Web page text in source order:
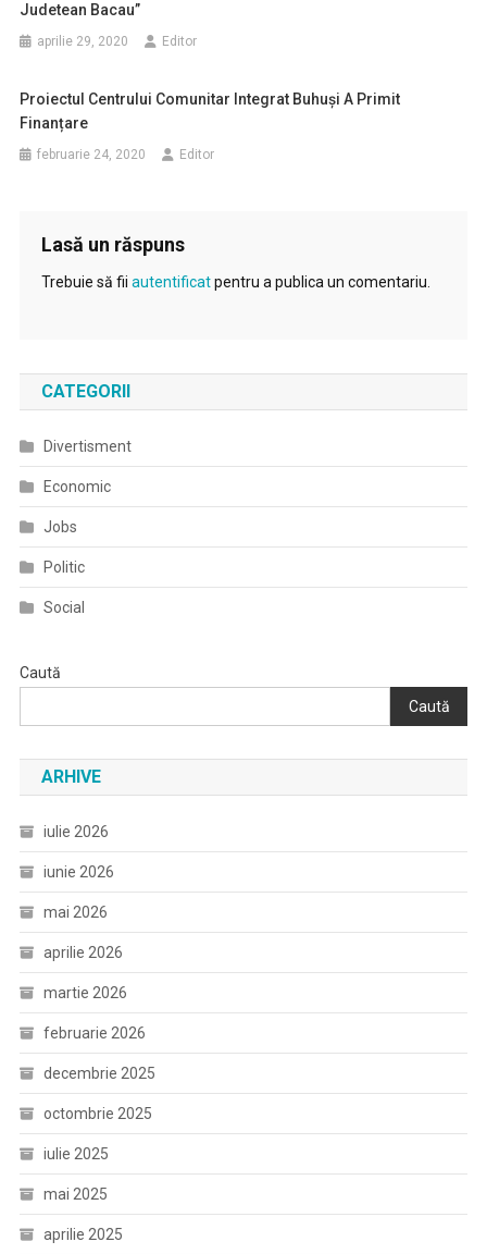
Judetean Bacau”
aprilie 29, 2020 Editor
Proiectul Centrului Comunitar Integrat Buhuși A Primit
Finanțare
februarie 24, 2020 Editor
Lasă un răspuns
Trebuie să fii autentificatpentru a publica un comentariu.
CATEGORII
Divertisment
Economic
Jobs
Politic
Social
Caută
Caută
ARHIVE
iulie 2026
iunie 2026
mai 2026
aprilie 2026
martie 2026
februarie 2026
decembrie 2025
octombrie 2025
iulie 2025
mai 2025
aprilie 2025